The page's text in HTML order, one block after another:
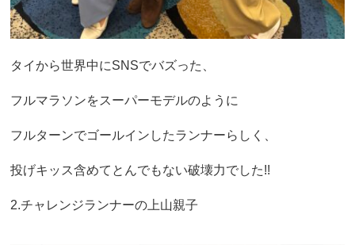
タイから世界中にSNSでバズった、
フルマラソンをスーパーモデルのように
フルターンでゴールインしたランナーらしく、
投げキッス含めてとんでもない破壊力でした!!
2.チャレンジランナーの上山親子